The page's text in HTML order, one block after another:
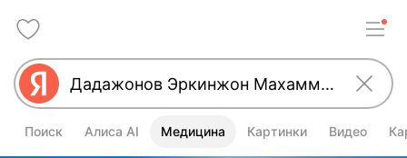
Поиск Алиса AI Медицина Картинки Видео